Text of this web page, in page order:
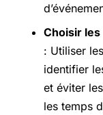
Choisir
: Utiliser
identifier
et éviter
les temps